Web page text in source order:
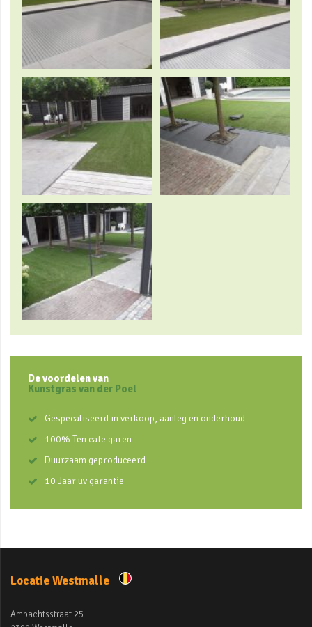
De voordelen van
Kunstgras van der Poel
Gespecaliseerd in verkoop, aanleg en onderhoud
100% Ten cate garen
Duurzaam geproduceerd
10 Jaar uv garantie
Locatie Westmalle
Ambachtsstraat 25